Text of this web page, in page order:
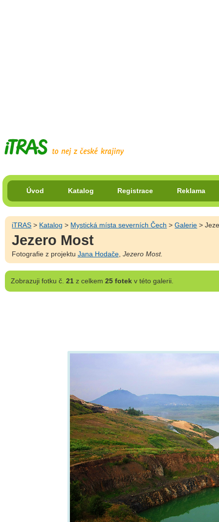
Úvod Katalog Registrace Reklama
iTRAS > Katalog > Mystická místa severních Čech >Galerie >
Jezero Most
Fotografie z projektu Jana Hodače, Jezero Most.
Zobrazujifotku č. 21z celkem 25 fotekv této galerii.